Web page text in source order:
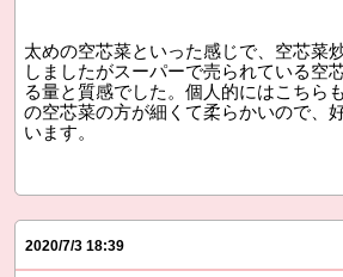
太めの空芯菜といった感じで、空芯菜
しましたがスーパーで売られている空
る量と質感でした。個人的にはこちら
の空芯菜の方が細くて柔らかいので、
います。
2020/7/3 18:39